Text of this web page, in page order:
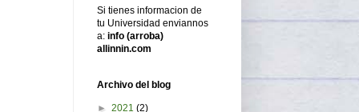
Si tienes informacion de
tu Universidad enviannos
a: info (arroba)
allinnin.com
Archivo del blog
► 2021 (2)